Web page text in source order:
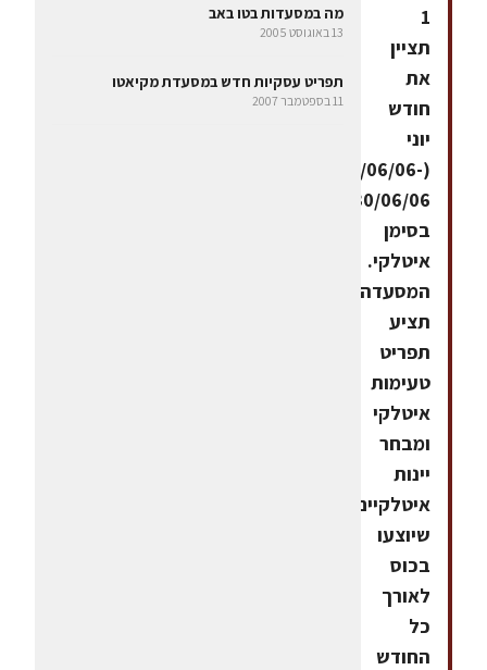
1
תציין
את
חודש
יוני
(07/06/06-
בסימן
איטלקי.
המסעדה
תציע
תפריט
טעימות
איטלקי
ומבחר
יינות
איטלקיים
שיוצעו
בכוס
לאורך
כל
החודש
מה במסעדות בטו באב
13 באוגוסט 2005
תפריט עסקיות חדש במסעדת מקיאטו
11 בספטמבר 2007